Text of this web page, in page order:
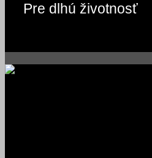
Pre dlhú životnosť